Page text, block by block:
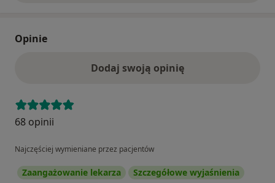
Opinie
Dodaj swoją opinię
68 opinii
Najczęściej wymieniane przez pacjentów
Zaangażowanie lekarza
Szczegółowe wyjaśnienia